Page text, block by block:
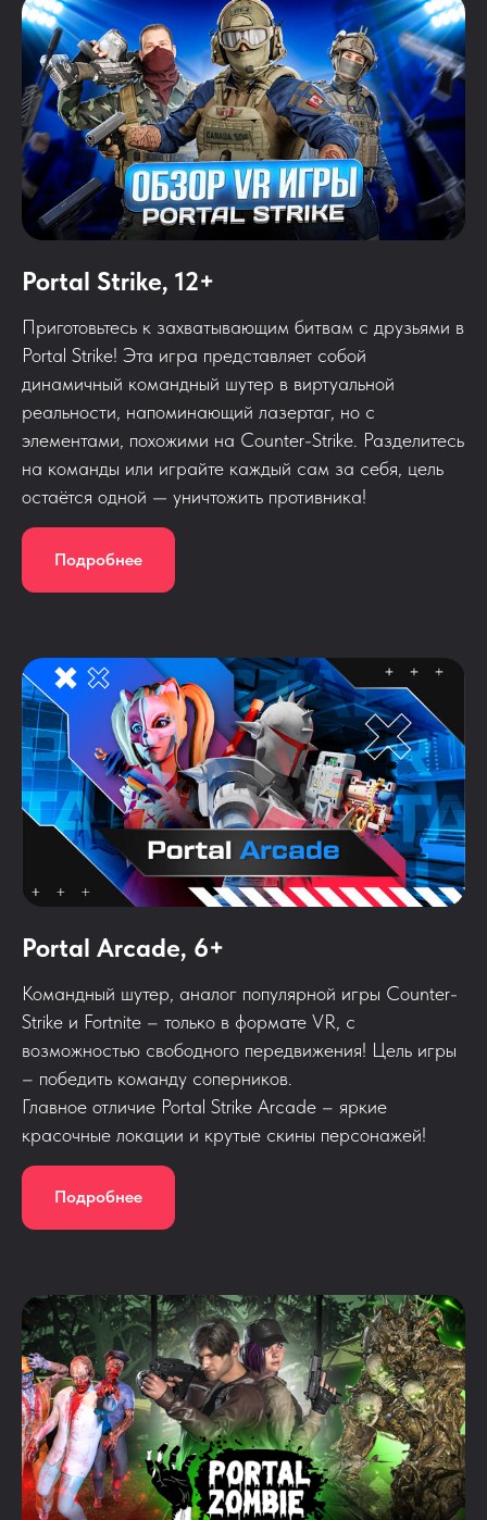
Portal Strike, 12+
Приготовьтесь к захватывающим битвам с друзьями в
Portal Strike! Эта игра представляет собой
динамичный командный шутер в виртуальной
реальности, напоминающий лазертаг, но с
элементами, похожими на Counter-Strike. Разделитесь
на команды или играйте каждый сам за себя, цель
остаётся одной — уничтожить противника!
Подробнее
Portal Arcade, 6+
Командный шутер, аналог популярной игры Counter-
Strike и Fortnite – только в формате VR, с
возможностью свободного передвижения! Цель игры
– победить команду соперников.
Главное отличие Portal Strike Arcade – яркие
красочные локации и крутые скины персонажей!
Подробнее